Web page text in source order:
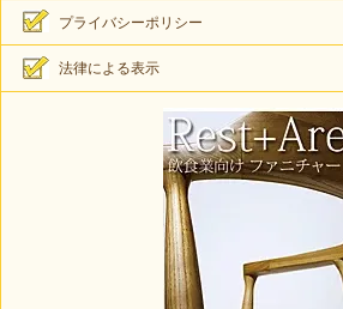
プライバシーポリシー
法律による表示